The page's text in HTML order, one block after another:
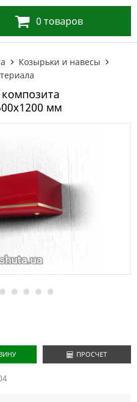
0 товаров
Козырьки и навесы
мм
3 4 5 6 7
ПРОСЧЕТ